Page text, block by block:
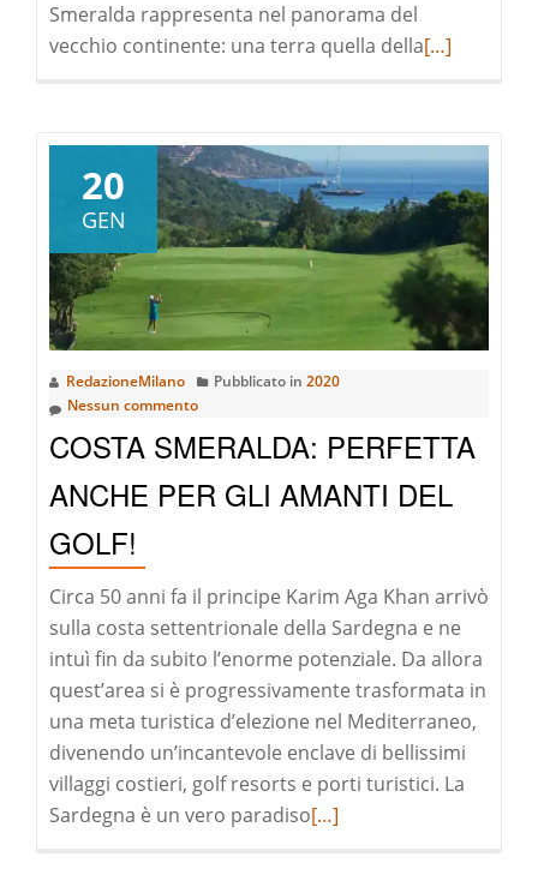
Smeralda rappresenta nel panorama del
vecchio continente: una terra quella dellaLeggi
IL
NUOVO
NUMERO
“VILLAE
[…]
20
GEN
RedazioneMilano Pubblicato in 2020
Nessun commento
COSTA SMERALDA: PERFETTA
ANCHE PER GLI AMANTI DEL
GOLF!
Circa 50 anni fa il principe Karim Aga Khan arrivò
sulla costa settentrionale della Sardegna e ne
intuì fin da subito l’enorme potenziale. Da allora
quest’area si è progressivamente trasformata in
una meta turistica d’elezione nel Mediterraneo,
divenendo un’incantevole enclave di bellissimi
villaggi costieri, golf resorts e porti turistici. La
Sardegna è un vero paradisoLeggi
[…]